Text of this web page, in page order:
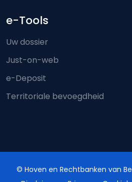
e-Tools
Uw dossier
Just-on-web
e-Deposit
Territoriale bevoegdheid
© Hoven en Rechtbanken van